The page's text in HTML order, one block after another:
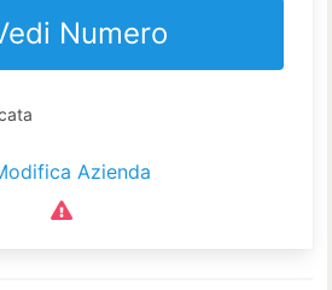
Numero
Azienda